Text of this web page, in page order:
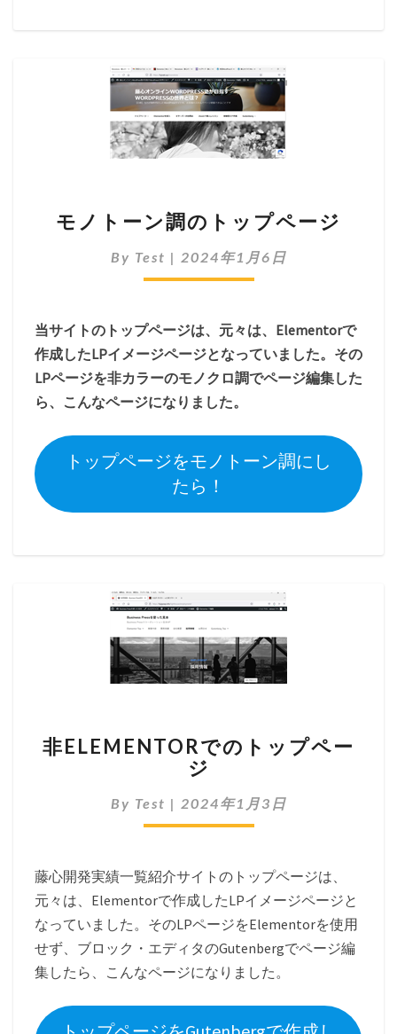
モノトーン調のトップページ
By Test | 2024年1月6日
当サイトのトップページは、元々は、Elementorで
作成したLPイメージページとなっていました。その
LPページを非カラーのモノクロ調でページ編集した
ら、こんなページになりました。
トップページをモノトーン調にし
たら！
非ELEMENTORでのトップペー
ジ
By Test | 2024年1月3日
藤心開発実績一覧紹介サイトのトップページは、
元々は、Elementorで作成したLPイメージページと
なっていました。そのLPページをElementorを使用
せず、ブロック・エディタのGutenbergでページ編
集したら、こんなページになりました。